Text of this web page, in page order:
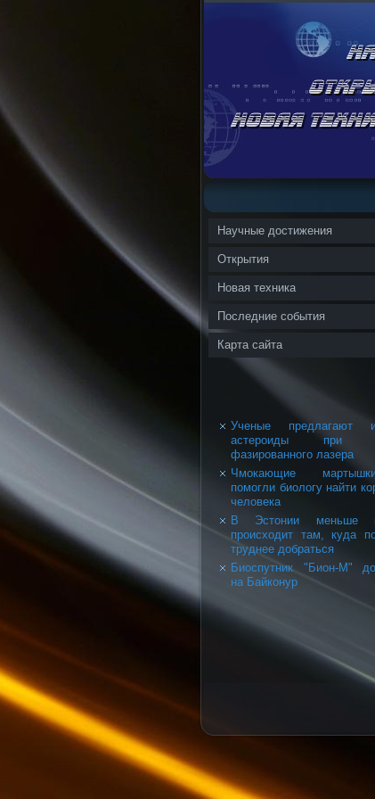
Научные достижения
Открытия
Новая техника
Последние события
Карта сайта
Ученые предлагают
астероиды при
фазированного лазера
Чмокающие
помогли биологу найти
человека
В Эстонии меньше
происходит там, куда
труднее добраться
Биоспутник "Бион-М"
на Байконур